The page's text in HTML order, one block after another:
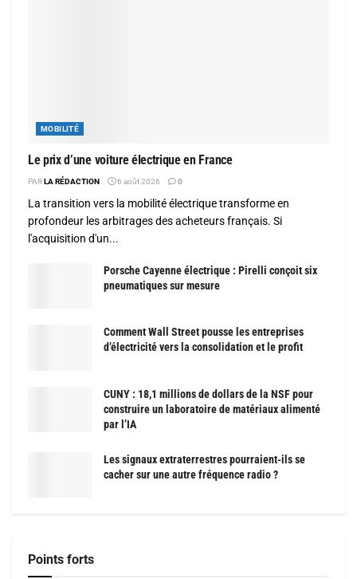
MOBILITÉ
Le prix d’une voiture électrique en France
PARLA RÉDACTION 6 août 2026 0
La transition vers la mobilité électrique transforme en
profondeur les arbitrages des acheteurs français. Si
l'acquisition d'un...
Porsche Cayenne électrique : Pirelli conçoit six
pneumatiques sur mesure
Comment Wall Street pousse les entreprises
d’électricité vers la consolidation et le profit
CUNY : 18,1 millions de dollars de la NSF pour
construire un laboratoire de matériaux alimenté
par l’IA
Les signaux extraterrestres pourraient-ils se
cacher sur une autre fréquence radio ?
Points forts